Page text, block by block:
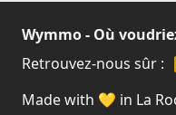
Wymmo - Où
Retrouvez-nous sûr :
Made with 💛 in La